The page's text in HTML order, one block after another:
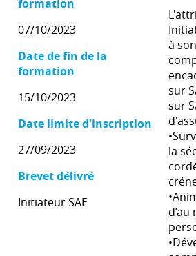
formation
07/10/2023
Date de fin de la
formation
15/10/2023
Date limite d'inscription
27/09/2023
Brevet délivré
Initiateur SAE
à
sur
sur
la